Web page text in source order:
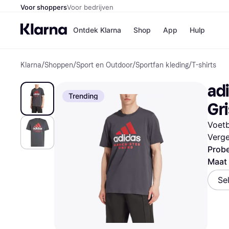
Voor shoppersVoor bedrijven
Ontdek Klarna Shop
Winkels
Bol
H&M
App Hulp
Klarna/Shoppen/Sport en Outdoor/Sportfan kleding/T-shirts
Trending